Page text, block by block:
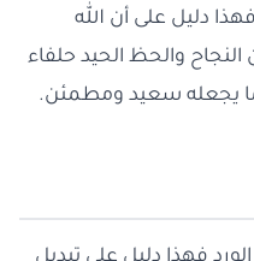
دليل على أن الله
والحظ الحيد حلفاء
يجعله سعيد ومطمئن.